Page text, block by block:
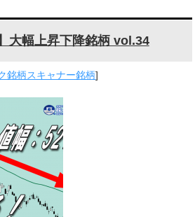
大幅上昇下降銘柄 vol.34
銘柄スキャナー銘柄]